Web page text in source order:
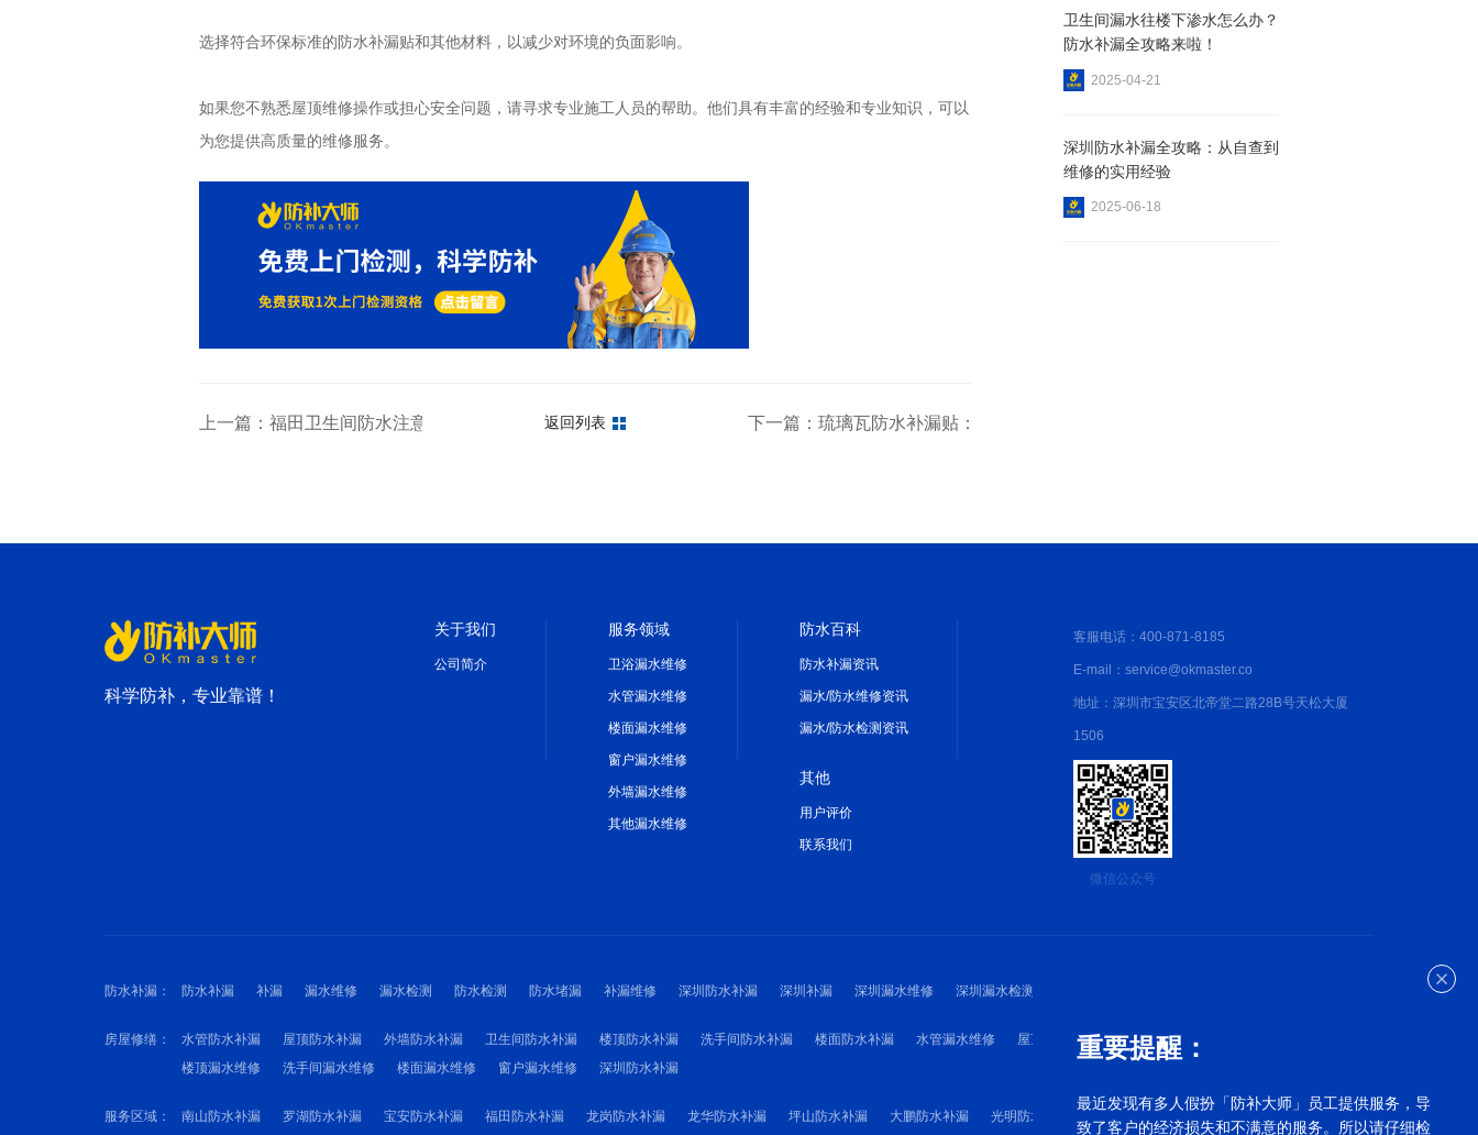
选择符合环保标准的防水补漏贴和其他材料，以减少对环境的负面影响。
如果您不熟悉屋顶维修操作或担心安全问题，请寻求专业施工人员的帮助。他们具有丰富的经验和专业知识，可以
为您提供高质量的维修服务。
上一篇：福田卫生间防水注意事项你一定要知道返回列表 下一篇：琉璃瓦防水补漏贴：应用实战与技巧
卫生间漏水往楼下渗水怎么办？
防水补漏全攻略来啦！
2025-04-21
深圳防水补漏全攻略：从自查到
维修的实用经验
2025-06-18
科学防补，专业靠谱！
关于我们
公司简介
服务领域
卫浴漏水维修
水管漏水维修
楼面漏水维修
窗户漏水维修
外墙漏水维修
其他漏水维修
防水百科
防水补漏资讯
漏水/防水维修资讯
漏水/防水检测资讯
其他
用户评价
联系我们
客服电话：400-871-8185
E-mail：service@okmaster.co
地址：深圳市宝安区北帝堂二路28B号天松大厦
1506
微信公众号
防水补漏： 防水补漏 补漏 漏水维修 漏水检测 防水检测 防水堵漏 补漏维修 深圳防水补漏 深圳补漏 深圳漏水维修 深圳漏水检测
房屋修缮： 水管防水补漏 屋顶防水补漏 外墙防水补漏 卫生间防水补漏 楼顶防水补漏 洗手间防水补漏 楼面防水补漏 水管漏水维修 屋顶漏水维修 外墙漏水维修
楼顶漏水维修
洗手间漏水维修 楼面漏水维修 窗户漏水维修 深圳防水补漏
服务区域： 南山防水补漏 罗湖防水补漏 宝安防水补漏 福田防水补漏 龙岗防水补漏 龙华防水补漏 坪山防水补漏 大鹏防水补漏 光明防水补漏 罗湖漏水维修 宝安漏水维修
重要提醒：
最近发现有多人假扮「防补大师」员工提供服务，导
致了客户的经济损失和不满意的服务。所以请仔细检